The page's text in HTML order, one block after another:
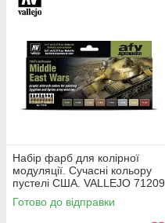
Набір фарб для колірної
модуляції. Сучасні кольору
пустелі США. VALLEJO 71209
Готово до відправки